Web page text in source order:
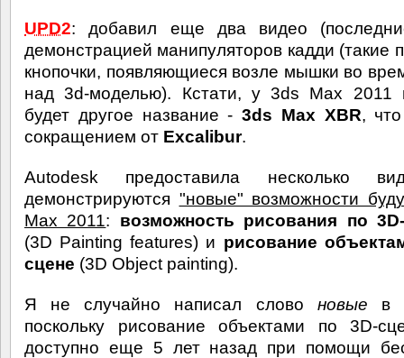
UPD2: добавил еще два видео
демонстрацией манипуляторов кадди (такие
кнопочки, появляющиеся возле мышки во
над 3d-моделью). Кстати, у 3ds Max 2011
будет другое название - 3ds Max XBR,
сокращением от Excalibur.
Autodesk предоставила несколько
демонстрируются "новые" возможности
Max 2011: возможность рисования по
(3D Painting features) и рисование
сцене (3D Object painting).
Я не случайно написал слово новые в
поскольку рисование объектами по 3D-
доступно еще 5 лет назад при помощи